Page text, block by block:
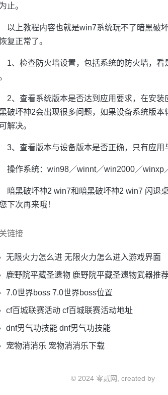
止。
以上教程内容也就是win7系统玩不了暗黑破
复正常了。
1、检查防火墙设置，包括系统的防火墙，
2、查看系统版本是否达到应用要求，在安
破坏神2会出现很多问题，如果设备系统版
解决。
3、查看版本与设备版本是否正确，只有应用
操作系统：win98／winnt／win2000／winxp
暗黑破坏神2 win7和暗黑破坏神2 win7 闪退
下次再来哦！
链接
无限火力怎么进 无限火力怎么进入游戏界面
鹿野院平藏圣遗物 鹿野院平藏圣遗物武器推
7.0世界boss 7.0世界boss位置
cf百城联赛活动 cf百城联赛活动地址
dnf男气功技能 dnf男气功技能
宠物消消乐 宠物消消乐下载
© 2024 零贰网, created by